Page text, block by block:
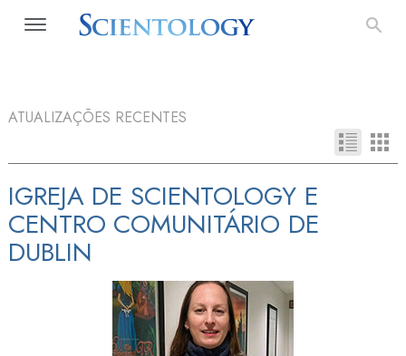
ATUALIZAÇÕES RECENTES
IGREJA DE SCIENTOLOGY E
CENTRO COMUNITÁRIO DE
DUBLIN